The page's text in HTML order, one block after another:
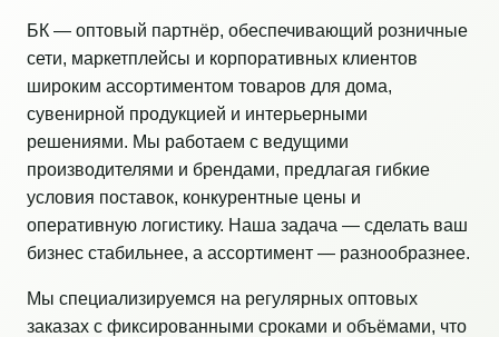
БК — оптовый партнёр, обеспечивающий розничные
сети, маркетплейсы и корпоративных клиентов
широким ассортиментом товаров для дома,
сувенирной продукцией и интерьерными
решениями. Мы работаем с ведущими
производителями и брендами, предлагая гибкие
условия поставок, конкурентные цены и
оперативную логистику. Наша задача — сделать ваш
бизнес стабильнее, а ассортимент — разнообразнее.
Мы специализируемся на регулярных оптовых
заказах с фиксированными сроками и объёмами, что